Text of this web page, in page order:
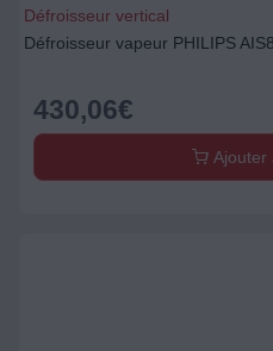
Défroisseur vertical
Défroisseur vapeur PHILIPS
430,06€
Ajouter